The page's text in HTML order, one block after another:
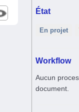
État
En projet
Workflow
Aucun
document.